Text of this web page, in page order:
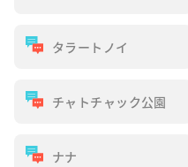
タラートノイ
チャトチャック公園
ナナ